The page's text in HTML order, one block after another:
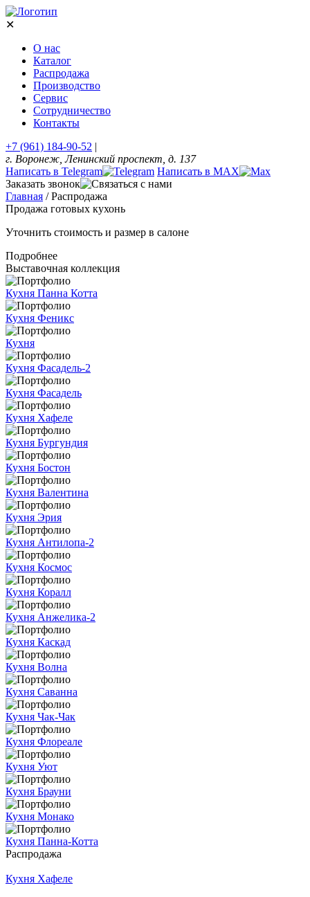
✕
О нас
Каталог
Распродажа
Производство
Сервис
Сотрудничество
Контакты
+7 (961) 184-90-52 |
г. Воронеж, Ленинский проспект, д. 137
Написать в Telegram
Написать в MAX
Заказать звонок
Главная /Распродажа
Продажа готовых кухонь
Уточнить стоимость и размер в салоне
Подробнее
Выставочная коллекция
Кухня Панна Котта
Кухня Феникс
Кухня
Кухня Фасадель-2
Кухня Фасадель
Кухня Хафеле
Кухня Бургундия
Кухня Бостон
Кухня Валентина
Кухня Эрия
Кухня Антилопа-2
Кухня Космос
Кухня Коралл
Кухня Анжелика-2
Кухня Каскад
Кухня Волна
Кухня Саванна
Кухня Чак-Чак
Кухня Флореале
Кухня Уют
Кухня Брауни
Кухня Монако
Кухня Панна-Котта
Распродажа
Кухня Хафеле